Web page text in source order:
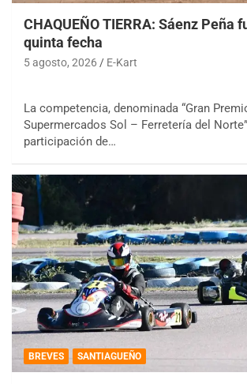
CHAQUEÑO TIERRA: Sáenz Peña
quinta fecha
5 agosto, 2026 E-Kart
La competencia, denominada “Gran
Supermercados Sol – Ferretería del
participación de…
BREVES SANTIAGUEÑO